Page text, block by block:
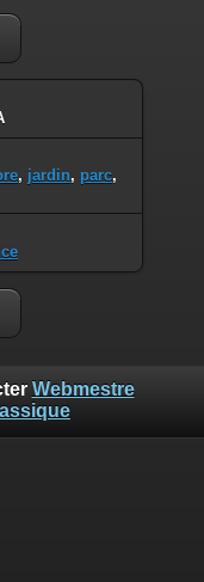
, jardin, parc,
Webmestre